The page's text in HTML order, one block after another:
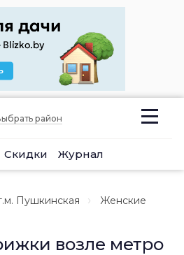
район
Скидки Журнал
Пушкинская
Женские
возле метро